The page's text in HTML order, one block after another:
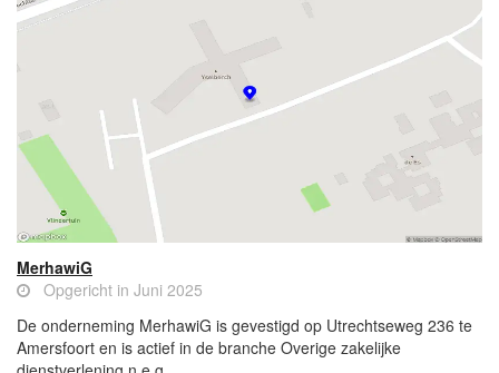
MerhawiG
Opgericht in Juni 2025
De onderneming MerhawiG is gevestigd op Utrechtseweg 236 te
Amersfoort en is actief in de branche Overige zakelijke